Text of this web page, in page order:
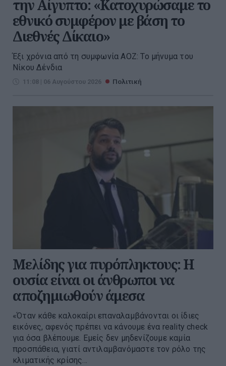
την Αίγυπτο: «Κατοχυρώσαμε το
εθνικό συμφέρον με βάση το
Διεθνές Δίκαιο»
Έξι χρόνια από τη συμφωνία ΑΟΖ: Το μήνυμα του
Νίκου Δένδια
11:08 | 06 Αυγούστου 2026 Πολιτική
Μελίδης για πυρόπληκτους: Η
ουσία είναι οι άνθρωποι να
αποζημιωθούν άμεσα
«Όταν κάθε καλοκαίρι επαναλαμβάνονται οι ίδιες
εικόνες, αφενός πρέπει να κάνουμε ένα reality check
για όσα βλέπουμε. Εμείς δεν μηδενίζουμε καμία
προσπάθεια, γιατί αντιλαμβανόμαστε τον ρόλο της
κλιματικής κρίσης...